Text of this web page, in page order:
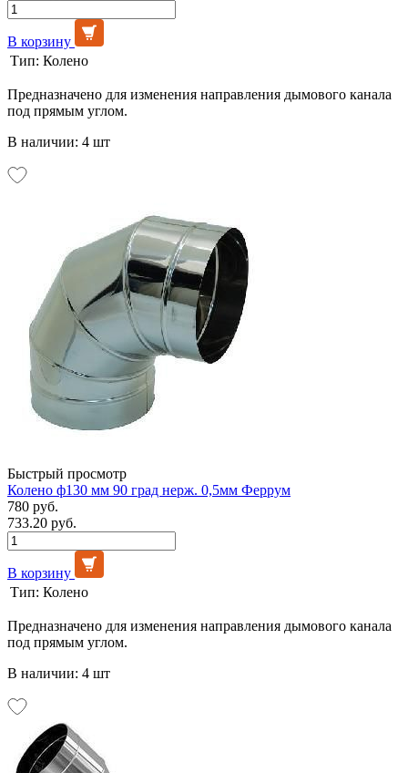
В корзину
Тип: Колено
Предназначено для изменения направления дымового канала
под прямым углом.
В наличии: 4 шт
Быстрый просмотр
Колено ф130 мм 90 град нерж. 0,5мм Феррум
780 руб.
733.20 руб.
В корзину
Тип: Колено
Предназначено для изменения направления дымового канала
под прямым углом.
В наличии: 4 шт